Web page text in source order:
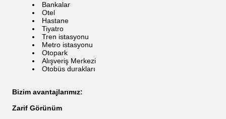
Bankalar
Otel
Hastane
Tiyatro
Tren istasyonu
Metro istasyonu
Otopark
Alışveriş Merkezi
Otobüs durakları
Bizim avantajlarımız:
Zarif Görünüm